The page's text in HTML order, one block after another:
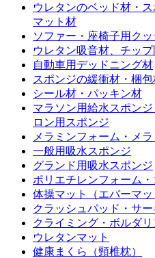
ウレタンのベッド材・
マット材
ソファー・座椅子用ク
ウレタン吸音材、チッ
自動車用デッドニング材
スポンジの緩衝材・梱
シール材・パッキン材
マラソン用給水スポン
ロン用スポンジ
メラミンフォーム・メ
一般用吸水スポンジ
グランド用吸水スポンジ
ポリエチレンフォーム
体操マット（エバーマ
クラッシュパッド・サ
クライミング・ボルダ
ウレタンマット
健康まくら（頸椎枕）